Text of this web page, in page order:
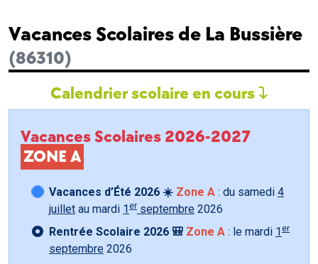
Vacances Scolaires de La Bussière
(86310)
Calendrier scolaire en cours
Vacances Scolaires 2026-2027
ZONE A
Vacances d’Été 2026 ☀️ Zone A : du samedi 4
juillet au mardi 1 er septembre 2026
Rentrée Scolaire 2026 🎒 Zone A : le mardi 1 er
septembre 2026